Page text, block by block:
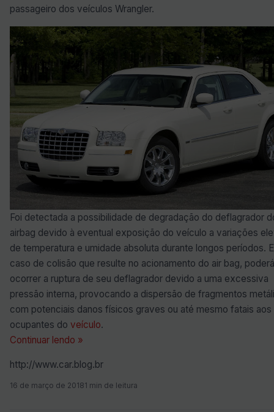
passageiro dos veículos Wrangler.
Foi detectada a possibilidade de degradação do deflagrador
airbag devido à eventual exposição do veículo a variações
de temperatura e umidade absoluta durante longos períodos.
caso de colisão que resulte no acionamento do air bag, poderá
ocorrer a ruptura de seu deflagrador devido a uma excessiva
pressão interna, provocando a dispersão de fragmentos
com potenciais danos físicos graves ou até mesmo fatais aos
ocupantes do veículo.
Continuar lendo »
http://www.car.blog.br
16 de março de 20181 min de leitura